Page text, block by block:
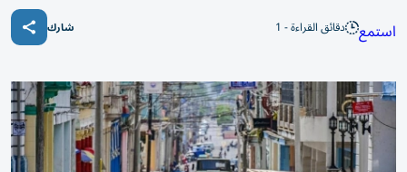
استمع دقائق القراءة - 1 شارك